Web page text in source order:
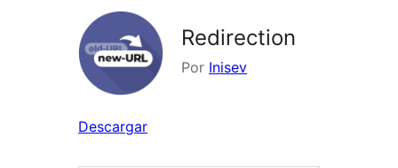
Redirection
Por Inisev
Descargar